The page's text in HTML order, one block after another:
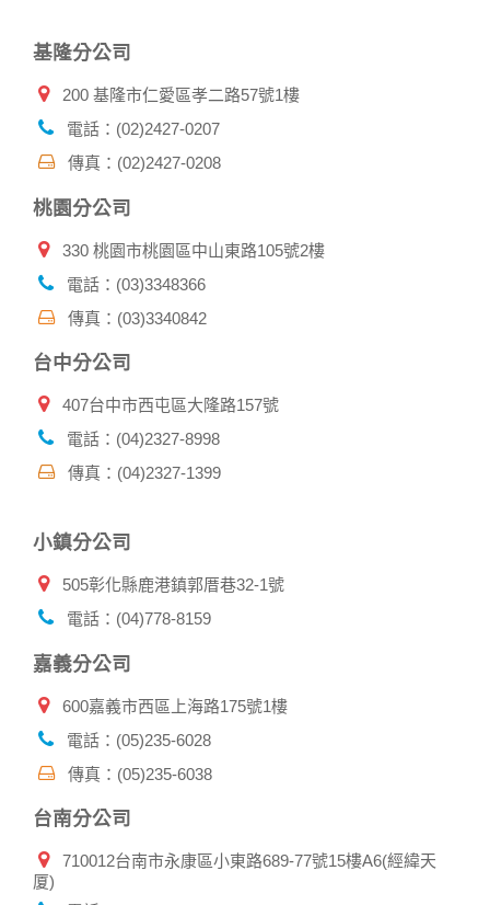
商，或與連結本網站，也可能蒐集您個人的資料。對於您主動
保護政策，其資料處理措施不適用本網站隱私權保護政策，本
公司不負任何連帶責任。
或電子郵件給您。本公司除了在該資料或電子郵件上註明是由
收這些資料或電子郵件的方法及說明。
資料使用:
本公司不會向任何人出售或出借您的個人識別資料。
資料：
違反本公司旗下網站的會員條款或產品、服務的特定使用指
2.為了保護使用者個人隱私，我們無法為您查詢其他使用者的
帳號資料。若您有相關法律上問題需查閱他人資料時，請務必
有相關資料，以協助調查及破案！
請妥善保管您在本公司及相關企業伙伴網站的帳號、密碼或個
本公司相關企業伙伴網站所提供的服務後，務必記得登出帳戶
或關閉網頁瀏覽器，以防止他人讀取您的個人資料。
問或訂購時，請立即通知本站。
基隆分公司
200 基隆市仁愛區孝二路57號1樓
電話：(02)2427-0207
傳真：(02)2427-0208
桃園分公司
330 桃園市桃園區中山東路105號2樓
電話：(03)3348366
傳真：(03)3340842
台中分公司
407台中市西屯區大隆路157號
電話：(04)2327-8998
傳真：(04)2327-1399
小鎮分公司
505彰化縣鹿港鎮郭厝巷32-1號
電話：(04)778-8159
嘉義分公司
600嘉義市西區上海路175號1樓
電話：(05)235-6028
傳真：(05)235-6038
台南分公司
710012台南市永康區小東路689-77號15樓A6(經緯天
厦)